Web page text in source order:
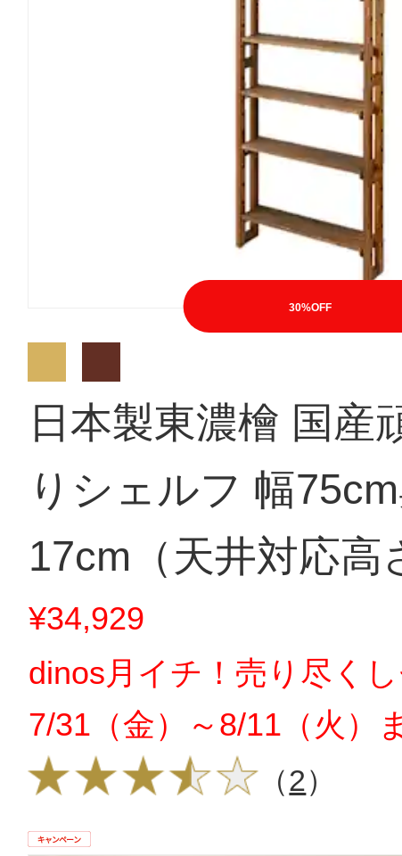
30%OFF
日本製東濃檜 国産
りシェルフ 幅
17cm（天井対応高
252cm）
¥34,929
dinos月イチ！売り尽くし
7/31（金）～8/11（火）
（2）